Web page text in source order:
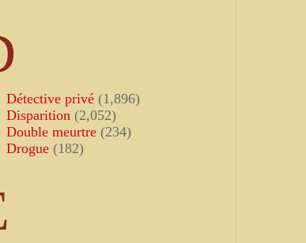
Détective privé (1,896)
Disparition (2,052)
Double meurtre (234)
Drogue (182)